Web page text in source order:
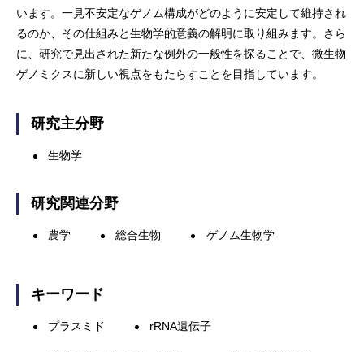
います。一見不安定なゲノム構成がどのように安定して維持され
るのか、その仕組みと生物学的意義の解明に取り組みます。さら
に、研究で見出された新たな例外の一般性を探ることで、微生物
ゲノミクスに新しい視点をもたらすことを目指しています。
研究主分野
生物学
研究関連分野
農学 総合生物 ゲノム生物学
キーワード
プラスミド rRNA遺伝子